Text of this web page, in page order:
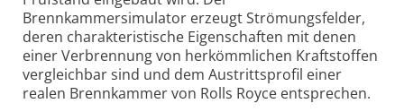
Brennkammersimulator erzeugt Strömungsfelder,
deren charakteristische Eigenschaften mit denen
einer Verbrennung von herkömmlichen Kraftstoffen
vergleichbar sind und dem Austrittsprofil einer
realen Brennkammer von Rolls Royce entsprechen.